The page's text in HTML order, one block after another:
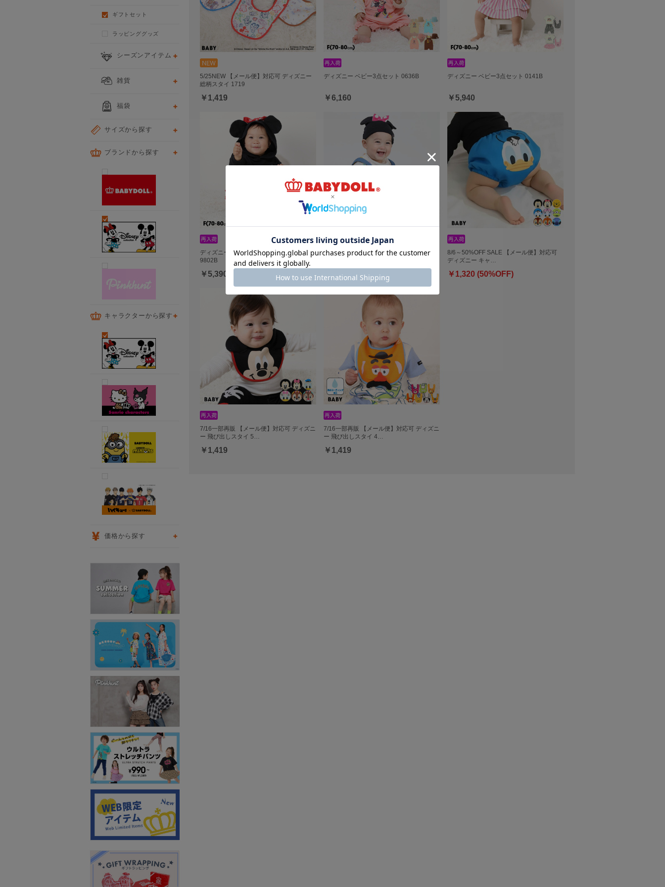
5/25NEW 【メール便】対応可 ディズニー
総柄スタイ 1719
￥1,419
ディズニー ベビー3点セット 0636B
￥6,160
ディズニー ベビー3点セット 0141B
￥5,940
ディズニー なりきるベビー2点セット
9802B
￥5,390
ディズニー ベビー3点セット 9136B
￥6,930
8/6～50%OFF SALE 【メール便】対応可
ディズニー キャ…
￥1,320 (50%OFF)
7/16一部再販 【メール便】対応可 ディズニ
ー 飛び出しスタイ 5…
￥1,419
7/16一部再販 【メール便】対応可 ディズニ
ー 飛び出しスタイ 4…
￥1,419
ギフトセット
ラッピンググッズ
シーズンアイテム
雑貨
福袋
サイズから探す
ブランドから探す
キャラクターから探す
価格から探す